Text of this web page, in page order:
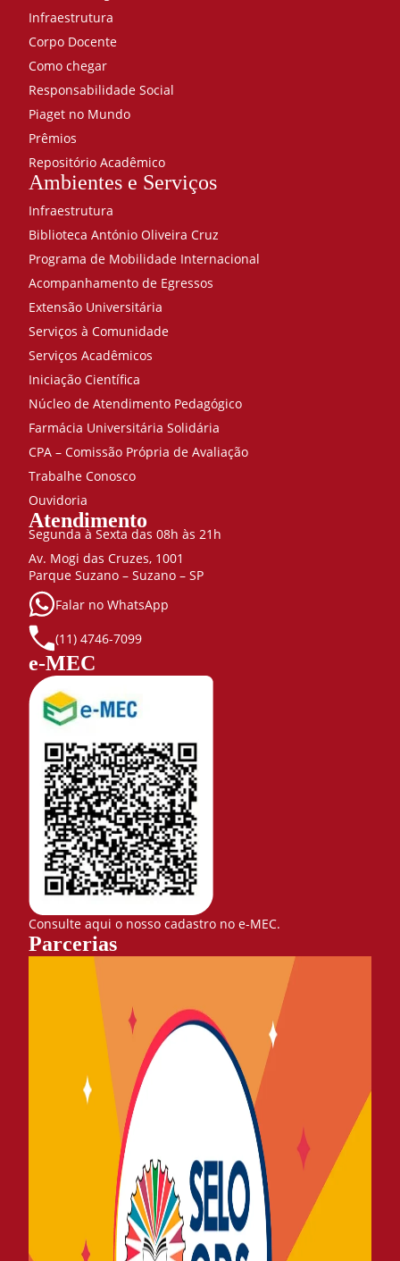
Infraestrutura
Corpo Docente
Como chegar
Responsabilidade Social
Piaget no Mundo
Prêmios
Repositório Acadêmico
Ambientes e Serviços
Infraestrutura
Biblioteca António Oliveira Cruz
Programa de Mobilidade Internacional
Acompanhamento de Egressos
Extensão Universitária
Serviços à Comunidade
Serviços Acadêmicos
Iniciação Científica
Núcleo de Atendimento Pedagógico
Farmácia Universitária Solidária
CPA – Comissão Própria de Avaliação
Trabalhe Conosco
Ouvidoria
Atendimento
Segunda à Sexta das 08h às 21h
Av. Mogi das Cruzes, 1001
Parque Suzano – Suzano – SP
Falar no WhatsApp
(11) 4746-7099
e-MEC
Consulte aqui o nosso cadastro no e-MEC.
Parcerias